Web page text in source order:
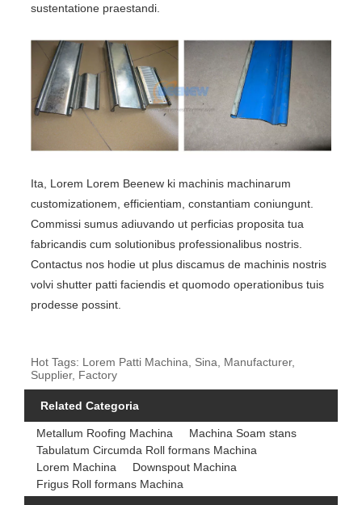
sustentatione praestandi.
Ita, Lorem Lorem Beenew ki machinis machinarum
customizationem, efficientiam, constantiam coniungunt.
Commissi sumus adiuvando ut perficias proposita tua
fabricandis cum solutionibus professionalibus nostris.
Contactus nos hodie ut plus discamus de machinis nostris
volvi shutter patti faciendis et quomodo operationibus tuis
prodesse possint.
Hot Tags: Lorem Patti Machina, Sina, Manufacturer,
Supplier, Factory
Related Categoria
Metallum Roofing Machina
Machina Soam stans
Tabulatum Circumda Roll formans Machina
Lorem Machina
Downspout Machina
Frigus Roll formans Machina